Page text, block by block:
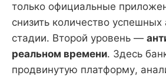
только официальные
снизить количество успешных
стадии. Второй уровень —
реальном времени. Здесь
продвинутую платформу,